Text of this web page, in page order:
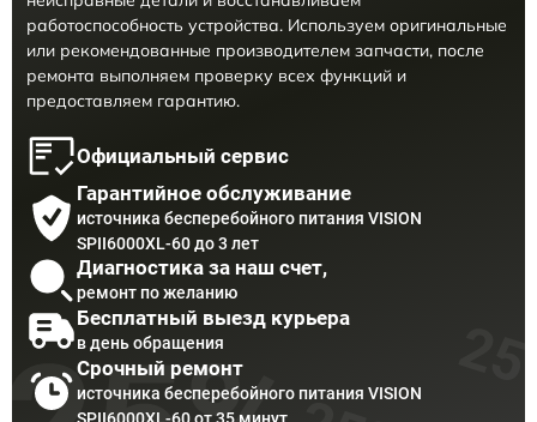
работоспособность устройства. Используем оригинальные
или рекомендованные производителем запчасти, после
ремонта выполняем проверку всех функций и
предоставляем гарантию.
Официальный сервис
Гарантийное обслуживание
источника бесперебойного питания VISION
SPII6000XL-60 до 3 лет
Диагностика за наш счет,
ремонт по желанию
Бесплатный выезд курьера
в день обращения
Срочный ремонт
источника бесперебойного питания VISION